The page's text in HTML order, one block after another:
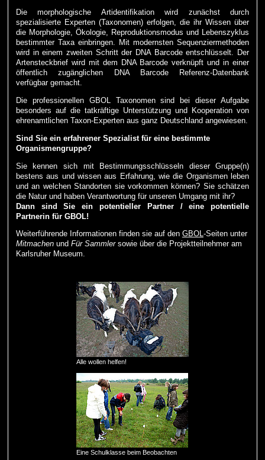
Die morphologische Artidentifikation wird zunächst durch
spezialisierte Experten (Taxonomen) erfolgen, die ihr Wissen über
die Morphologie, Ökologie, Reproduktionsmodus und Lebenszyklus
bestimmter Taxa einbringen. Mit modernsten Sequenziermethoden
wird in einem zweiten Schritt der DNA Barcode entschlüsselt. Der
Artensteckbrief wird mit dem DNA Barcode verknüpft und in einer
öffentlich zugänglichen DNA Barcode Referenz-Datenbank
verfügbar gemacht.
Die professionellen GBOL Taxonomen sind bei dieser Aufgabe
besonders auf die tatkräftige Unterstützung und Kooperation von
ehrenamtlichen Taxon-Experten aus ganz Deutschland angewiesen.
Sind Sie ein erfahrener Spezialist für eine bestimmte
Organismengruppe?
Sie kennen sich mit Bestimmungsschlüsseln dieser Gruppe(n)
bestens aus und wissen aus Erfahrung, wie die Organismen leben
und an welchen Standorten sie vorkommen können? Sie schätzen
die Natur und haben Verantwortung für unseren Umgang mit ihr?
Dann sind Sie ein potentieller Partner / eine potentielle
Partnerin für GBOL!
Weiterführende Informationen finden sie auf den GBOL-Seiten unter
Mitmachenund Für Sammlersowie über die Projektteilnehmer am
Karlsruher Museum.
Alle wollen helfen!
Eine Schulklasse beim Beobachten